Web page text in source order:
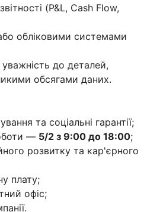
(P&L, Cash Flow,
обліковими системами
до деталей,
обсягами даних.
та соціальні гарантії;
— 5/2 з 9:00 до 18:00;
розвитку та кар'єрного
плату;
офіс;